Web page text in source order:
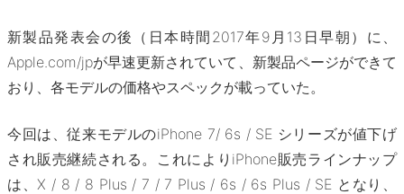
新製品発表会の後（日本時間2017年9月13日早朝）に、
Apple.com/jpが早速更新されていて、新製品ページができて
おり、各モデルの価格やスペックが載っていた。
今回は、従来モデルのiPhone 7/ 6s / SE シリーズが値下げ
され販売継続される。これによりiPhone販売ラインナップ
は、X / 8 / 8 Plus / 7 / 7 Plus / 6s / 6s Plus / SE となり、